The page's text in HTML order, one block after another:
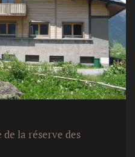
la réserve des